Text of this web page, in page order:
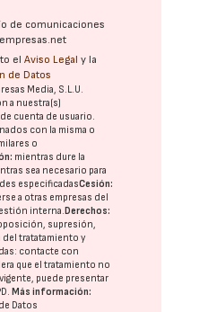
de comunicaciones
elAviso Legal y la
de Datos
Media, S.L.U.
a nuestra(s)
cuenta de usuario.
con la misma o
o
mientras dure la
sea necesario para
especificadasCesión:
a otras empresas del
interna.Derechos:
supresión,
tratatamiento y
contacte con
que el tratamiento no
puede presentar
.Más información:
Datos